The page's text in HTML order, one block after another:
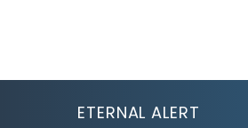
ETERNAL ALERT